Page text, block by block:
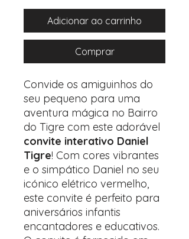
Adicionar ao carrinho
Comprar
Convide os amiguinhos do
seu pequeno para uma
aventura mágica no Bairro
do Tigre com este adorável
convite interativo Daniel
Tigre! Com cores vibrantes
e o simpático Daniel no seu
icónico elétrico vermelho,
este convite é perfeito para
aniversários infantis
encantadores e educativos.